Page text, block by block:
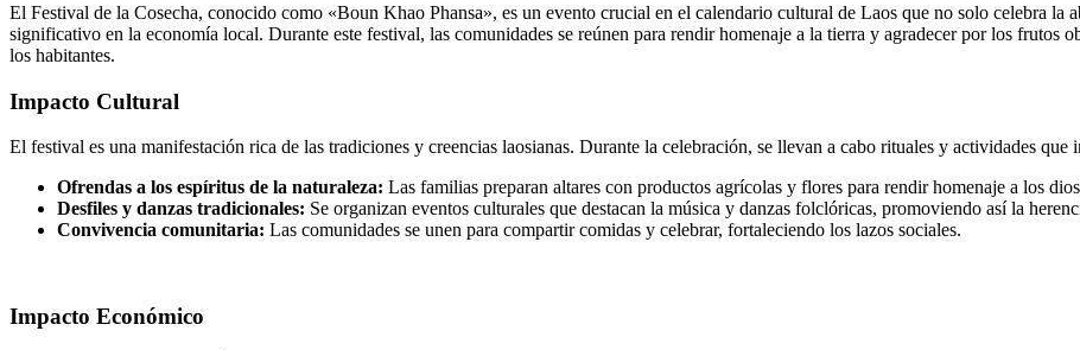
El Festival de la Cosecha, conocido como «Boun Khao Phansa», es un evento crucial en el calendario cultural de Laos que no solo celebra la
significativo en la economía local. Durante este festival, las comunidades se reúnen para rendir homenaje a la tierra y agradecer por los frutos
los habitantes.
Impacto Cultural
El festival es una manifestación rica de las tradiciones y creencias laosianas. Durante la celebración, se llevan a cabo rituales y actividades que
Ofrendas a los espíritus de la naturaleza: Las familias preparan altares con productos agrícolas y flores para rendir homenaje a los
Desfiles y danzas tradicionales: Se organizan eventos culturales que destacan la música y danzas folclóricas, promoviendo así la
Convivencia comunitaria: Las comunidades se unen para compartir comidas y celebrar, fortaleciendo los lazos sociales.
Impacto Económico